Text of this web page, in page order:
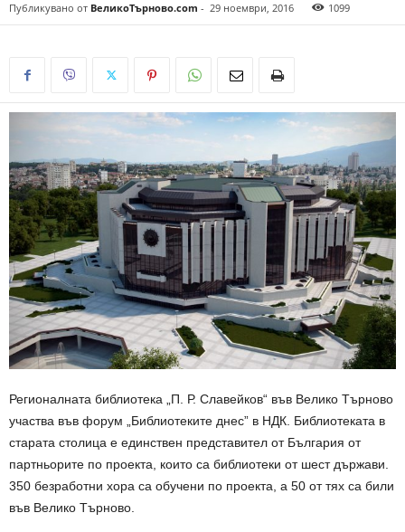
Публикувано от ВеликоТърново.com - 29 ноември, 2016 1099
Регионалната библиотека „П. Р. Славейков“ във Велико Търново
участва във форум „Библиотеките днес” в НДК. Библиотеката в
старата столица е единствен представител от България от
партньорите по проекта, които са библиотеки от шест държави.
350 безработни хора са обучени по проекта, а 50 от тях са били
във Велико Търново.